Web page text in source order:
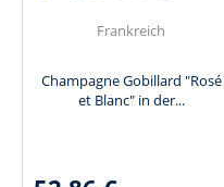
Frankreich
Champagne Gobillard "Rosé
et Blanc" in der...